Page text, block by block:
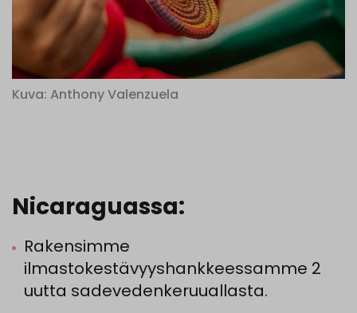
Kuva: Anthony Valenzuela
Nicaraguassa:
Rakensimme
ilmastokestävyyshankkeessamme 2
uutta sadevedenkeruuallasta.